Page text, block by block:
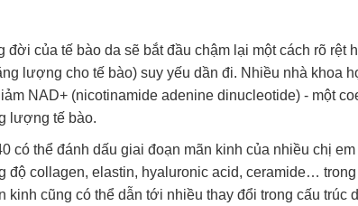
đời của tế bào da sẽ bắt đầu chậm lại một cách rõ rệt
lượng cho tế bào) suy yếu dần đi. Nhiều nhà khoa
NAD+ (nicotinamide adenine dinucleotide) - một
lượng tế bào.
có thể đánh dấu giai đoạn mãn kinh của nhiều chị
độ collagen, elastin, hyaluronic acid, ceramide…
kinh cũng có thể dẫn tới nhiều thay đổi trong cấu trúc